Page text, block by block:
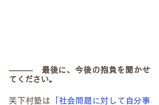
―――　最後に、今後の抱負を聞かせ
てください。
笑下村塾は
「社会問題に対して自分事